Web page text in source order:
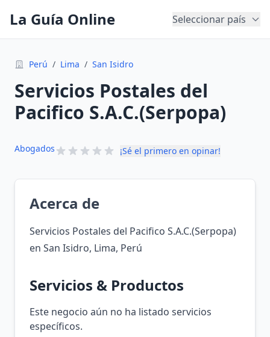
La Guía Online Seleccionar país
Perú / Lima / San Isidro
Servicios Postales del
Pacifico S.A.C.(Serpopa)
Abogados ¡Sé el primero en opinar!
Acerca de
Servicios Postales del Pacifico S.A.C.(Serpopa)
en San Isidro, Lima, Perú
Servicios & Productos
Este negocio aún no ha listado servicios
específicos.